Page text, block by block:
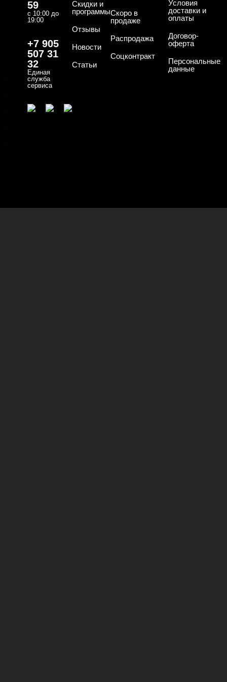
Cвернуть
База
База жесткая
59
с 10:00 до
19:00
+7 905
507 31
32
Единая
служба
сервиса
Скидки и
программы
Отзывы
Новости
Статьи
Скоро в
продаже
Распродажа
Соцконтракт
Условия
доставки и
оплаты
Договор-
оферта
Персональные
данные